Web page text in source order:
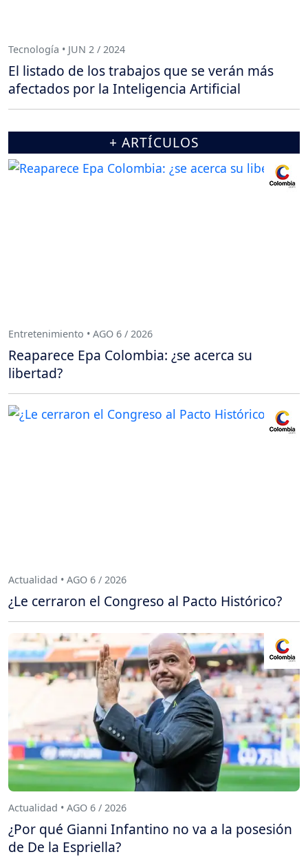
Tecnología • JUN 2 / 2024
El listado de los trabajos que se verán más
afectados por la Inteligencia Artificial
+ ARTÍCULOS
Entretenimiento • AGO 6 / 2026
Reaparece Epa Colombia: ¿se acerca su
libertad?
Actualidad • AGO 6 / 2026
¿Le cerraron el Congreso al Pacto Histórico?
Actualidad • AGO 6 / 2026
¿Por qué Gianni Infantino no va a la posesión
de De la Espriella?